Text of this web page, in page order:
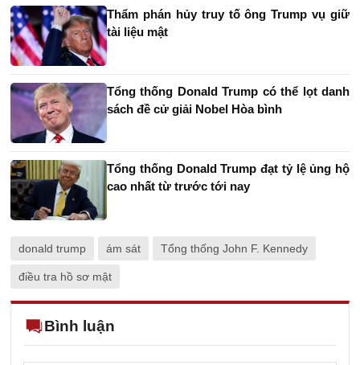
Thẩm phán hủy truy tố ông Trump vụ giữ
tài liệu mật
Tổng thống Donald Trump có thể lọt danh
sách đề cử giải Nobel Hòa bình
Tổng thống Donald Trump đạt tỷ lệ ủng hộ
cao nhất từ trước tới nay
donald trump ám sát Tổng thống John F. Kennedy
điều tra hồ sơ mật
Bình luận